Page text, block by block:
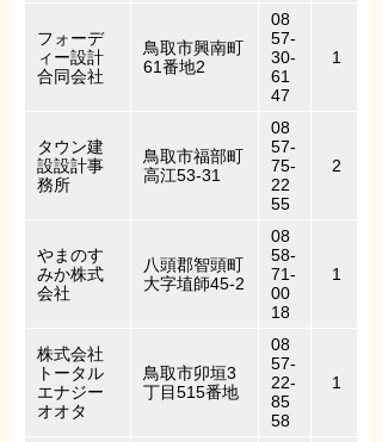
フォーデ
ィー設計
合同会社
鳥取市興南町
61番地2
08
57-
30-
61
47
1
タウン建
設設計事
務所
鳥取市福部町
高江53-31
08
57-
75-
22
55
2
やまのす
みか株式
会社
八頭郡智頭町
大字埴師45-2
08
58-
71-
00
18
1
株式会社
トータル
エナジー
オオタ
鳥取市卯垣3
丁目515番地
08
57-
22-
85
58
1